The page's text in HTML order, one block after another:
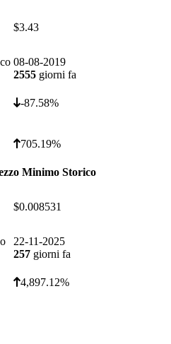
$3.43
08-08-2019
2555 giorni fa
-87.58%
705.19%
Minimo Storico
$0.008531
22-11-2025
257 giorni fa
4,897.12%